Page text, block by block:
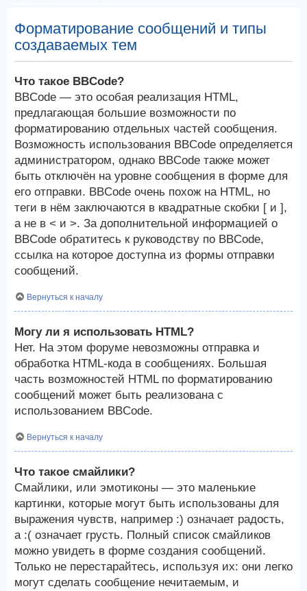
Форматирование сообщений и типы
создаваемых тем
Что такое BBCode?
BBCode — это особая реализация HTML,
предлагающая большие возможности по
форматированию отдельных частей сообщения.
Возможность использования BBCode определяется
администратором, однако BBCode также может
быть отключён на уровне сообщения в форме для
его отправки. BBCode очень похож на HTML, но
теги в нём заключаются в квадратные скобки [ и ],
а не в < и >. За дополнительной информацией о
BBCode обратитесь к руководству по BBCode,
ссылка на которое доступна из формы отправки
сообщений.
Вернуться к началу
Могу ли я использовать HTML?
Нет. На этом форуме невозможны отправка и
обработка HTML-кода в сообщениях. Большая
часть возможностей HTML по форматированию
сообщений может быть реализована с
использованием BBCode.
Вернуться к началу
Что такое смайлики?
Смайлики, или эмотиконы — это маленькие
картинки, которые могут быть использованы для
выражения чувств, например :) означает радость,
а :( означает грусть. Полный список смайликов
можно увидеть в форме создания сообщений.
Только не перестарайтесь, используя их: они легко
могут сделать сообщение нечитаемым, и